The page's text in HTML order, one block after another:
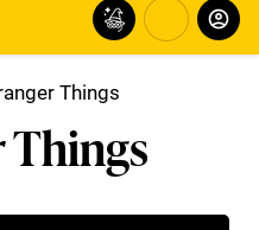
Things
Things